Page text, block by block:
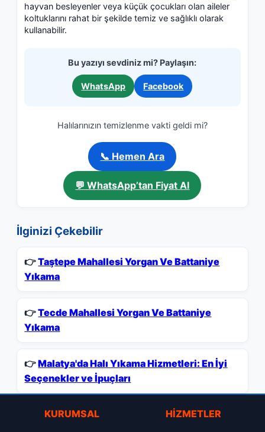
hayvan besleyenler veya küçük çocukları olan aileler
koltuklarını rahat bir şekilde temiz ve sağlıklı olarak
kullanabilir.
Bu yazıyı sevdiniz mi? Paylaşın:
WhatsApp Facebook
Halılarınızın temizlenme vakti geldi mi?
📞 Hemen Ara
💬 WhatsApp’tan Fiyat Al
İlginizi Çekebilir
👉Taştepe Mahallesi Yorgan Ve Battaniye
Yıkama
👉Tecde Mahallesi Yorgan Ve Battaniye
Yıkama
👉Malatya'da Halı Yıkama Hizmetleri: En İyi
Seçenekler ve İpuçları
KURUMSAL HIZMETLER